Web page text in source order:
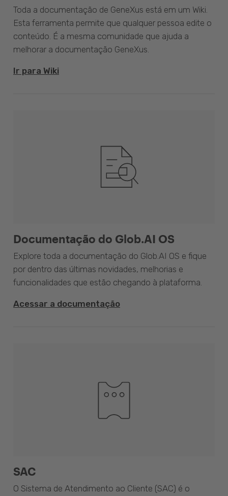
Toda a documentação de GeneXus está em um Wiki.
Esta ferramenta permite que qualquer pessoa edite o
conteúdo. É a mesma comunidade que ajuda a
melhorar a documentação GeneXus.
Ir para Wiki
Documentação do Glob.AI OS
Explore toda a documentação do Glob.AI OS e fique
por dentro das últimas novidades, melhorias e
funcionalidades que estão chegando à plataforma.
Acessar a documentação
SAC
O Sistema de Atendimento ao Cliente (SAC) é o